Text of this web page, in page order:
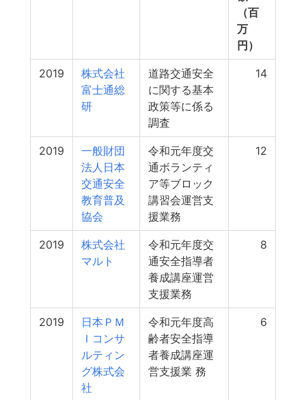
（百
万
円）
2019
株式会社
富士通総
研
道路交通安全
に関する基本
政策等に係る
調査
14
2019
一般財団
法人日本
交通安全
教育普及
協会
令和元年度交
通ボランティ
ア等ブロック
講習会運営支
援業務
12
2019
株式会社
マルト
令和元年度交
通安全指導者
養成講座運営
支援業務
8
2019
日本ＰＭ
Ｉコンサ
ルティン
グ株式会
社
令和元年度高
齢者安全指導
者養成講座運
営支援業 務
6